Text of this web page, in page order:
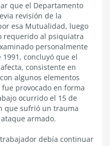
que el Departamento
revisión de la
esa Mutualidad, luego
requerido al psiquiatra
personalmente
concluyó que el
consistente en
algunos elementos
provocado en forma
ocurrido el 15 de
que sufrió un trauma
armado.
debía continuar